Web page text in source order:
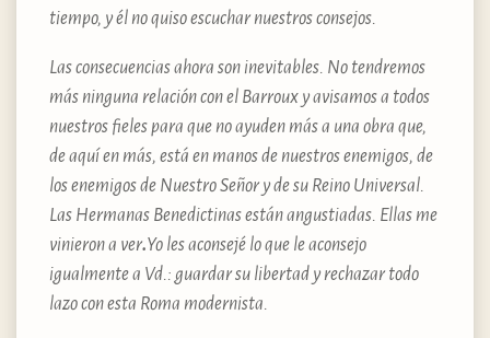
tiempo, y él no quiso escuchar nuestros consejos.
Las consecuencias ahora son inevitables. No tendremos
más ninguna relación con el Barroux y avisamos a todos
nuestros fieles para que no ayuden más a una obra que,
de aquí en más, está en manos de nuestros enemigos, de
los enemigos de Nuestro Señor y de su Reino Universal.
Las Hermanas Benedictinas están angustiadas. Ellas me
vinieron a ver.Yo les aconsejé lo que le aconsejo
igualmente a Vd.: guardar su libertad y rechazar todo
lazo con esta Roma modernista.